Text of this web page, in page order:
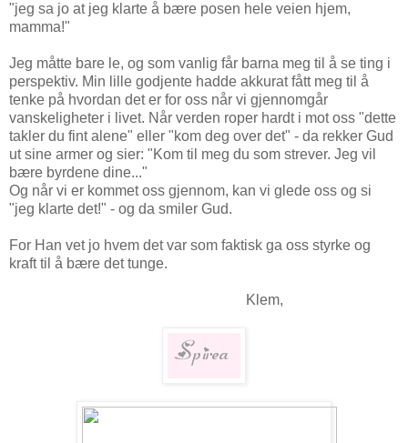
"jeg sa jo at jeg klarte å bære posen hele veien hjem,
mamma!"
Jeg måtte bare le, og som vanlig får barna meg til å se ting i
perspektiv. Min lille godjente hadde akkurat fått meg til å
tenke på hvordan det er for oss når vi gjennomgår
vanskeligheter i livet. Når verden roper hardt i mot oss "dette
takler du fint alene" eller "kom deg over det" - da rekker Gud
ut sine armer og sier: "Kom til meg du som strever. Jeg vil
bære byrdene dine..."
Og når vi er kommet oss gjennom, kan vi glede oss og si
"jeg klarte det!" - og da smiler Gud.
For Han vet jo hvem det var som faktisk ga oss styrke og
kraft til å bære det tunge.
Klem,